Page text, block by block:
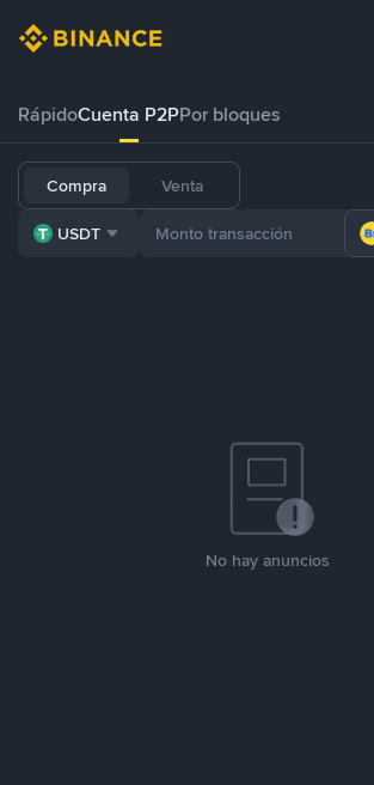
RápidoCuenta P2PPor bloques
Compra Venta
USDT
No hay anuncios